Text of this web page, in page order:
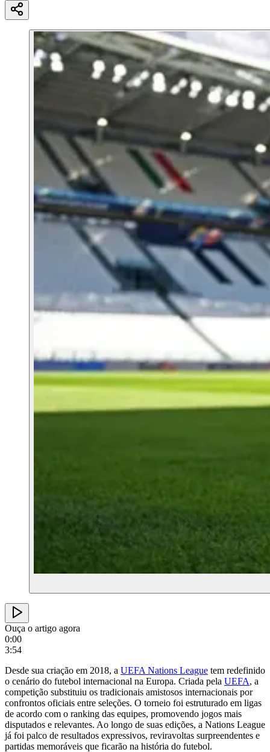
Ouça o artigo agora
0:00
3:54
Desde sua criação em 2018, a UEFA Nations League tem redefinido
o cenário do futebol internacional na Europa. Criada pela UEFA, a
competição substituiu os tradicionais amistosos internacionais por
confrontos oficiais entre seleções. O torneio foi estruturado em ligas
de acordo com o ranking das equipes, promovendo jogos mais
disputados e relevantes. Ao longo de suas edições, a Nations League
já foi palco de resultados expressivos, reviravoltas surpreendentes e
partidas memoráveis que ficarão na história do futebol.